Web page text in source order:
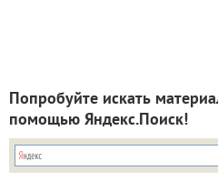
Попробуйте искать
помощью Яндекс.Поиск!